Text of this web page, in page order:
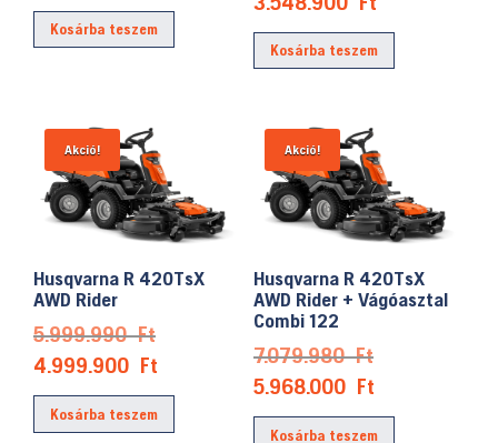
was:
3.349.990 Ft.
price
is:
2.999.900 Ft.
Kosárba teszem
was:
3.968.980
price
is:
Kosárba teszem
Akció!
Husqvarna R 420TsX
AWD Rider
5.999.990FtOriginal
price
was:
5.999.990 Ft.
4.999.900 Ft
price
is:
Kosárba teszem
Akció!
Husqvarna R 420TsX
AWD Rider + Vágóasztal
Combi 122
7.079.980FtOriginal
price
was:
5.968.000 Ft
price
Kosárba teszem